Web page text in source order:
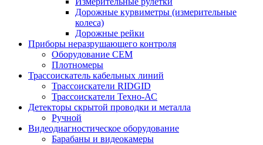
Дорожные курвиметры (измерительные
колеса)
Дорожные рейки
Приборы неразрушающего контроля
Оборудование CEM
Плотномеры
Трассоискатель кабельных линий
Трассоискатели RIDGID
Трассоискатели Техно-АС
Детекторы скрытой проводки и металла
Ручной
Видеодиагностическое оборудование
Барабаны и видеокамеры